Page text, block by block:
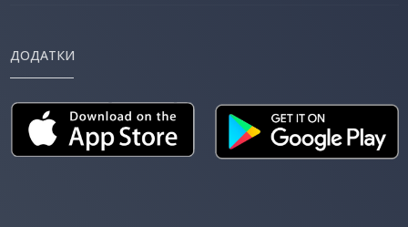
ДОДАТКИ